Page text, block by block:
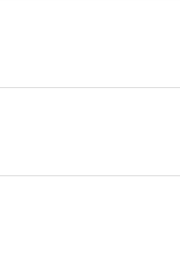
hvězdiček.
hvězdiček.
hvězdiček.